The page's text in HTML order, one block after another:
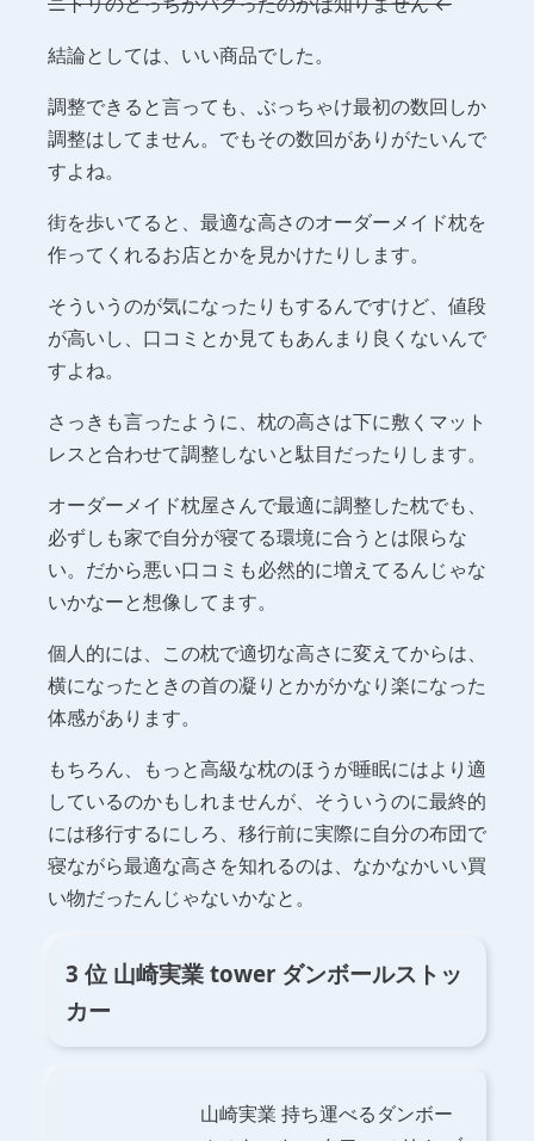
結論としては、いい商品でした。
調整できると言っても、ぶっちゃけ最初の数回しか
調整はしてません。でもその数回がありがたいんで
すよね。
街を歩いてると、最適な高さのオーダーメイド枕を
作ってくれるお店とかを見かけたりします。
そういうのが気になったりもするんですけど、値段
が高いし、口コミとか見てもあんまり良くないんで
すよね。
さっきも言ったように、枕の高さは下に敷くマット
レスと合わせて調整しないと駄目だったりします。
オーダーメイド枕屋さんで最適に調整した枕でも、
必ずしも家で自分が寝てる環境に合うとは限らな
い。だから悪い口コミも必然的に増えてるんじゃな
いかなーと想像してます。
個人的には、この枕で適切な高さに変えてからは、
横になったときの首の凝りとかがかなり楽になった
体感があります。
もちろん、もっと高級な枕のほうが睡眠にはより適
しているのかもしれませんが、そういうのに最終的
には移行するにしろ、移行前に実際に自分の布団で
寝ながら最適な高さを知れるのは、なかなかいい買
い物だったんじゃないかなと。
3 位 山崎実業 tower ダンボールストッ
カー
山崎実業 持ち運べるダンボー